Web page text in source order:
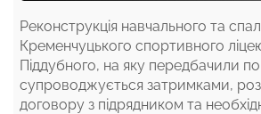
Реконструкція навчального та
Кременчуцького спортивного ліцею
Піддубного, на яку передбачили
супроводжується затримками,
договору з підрядником та